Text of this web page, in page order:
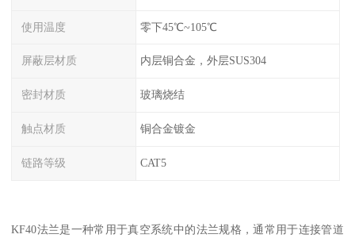
使用温度 零下45℃~105℃
屏蔽层材质 内层铜合金，外层SUS304
密封材质 玻璃烧结
触点材质 铜合金镀金
链路等级 CAT5
KF40法兰是一种常用于真空系统中的法兰规格，通常用于连接管道